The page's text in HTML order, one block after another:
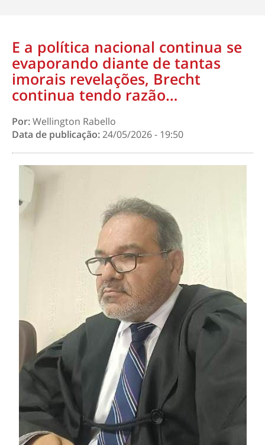
E a política nacional continua se
evaporando diante de tantas
imorais revelações, Brecht
continua tendo razão…
Por:Wellington Rabello
Data de publicação:24/05/2026 - 19:50